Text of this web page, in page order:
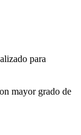
para
mayor grado de